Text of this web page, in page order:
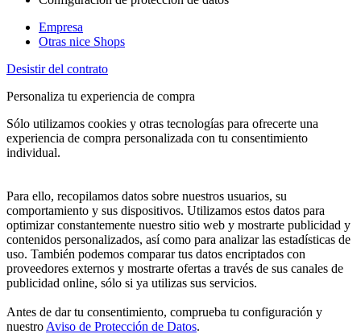
Empresa
Otras nice Shops
Desistir del contrato
Personaliza tu experiencia de compra
Sólo utilizamos cookies y otras tecnologías para ofrecerte una
experiencia de compra personalizada con tu consentimiento
individual.
Para ello, recopilamos datos sobre nuestros usuarios, su
comportamiento y sus dispositivos. Utilizamos estos datos para
optimizar constantemente nuestro sitio web y mostrarte publicidad y
contenidos personalizados, así como para analizar las estadísticas de
uso. También podemos comparar tus datos encriptados con
proveedores externos y mostrarte ofertas a través de sus canales de
publicidad online, sólo si ya utilizas sus servicios.
Antes de dar tu consentimiento, comprueba tu configuración y
nuestro Aviso de Protección de Datos.